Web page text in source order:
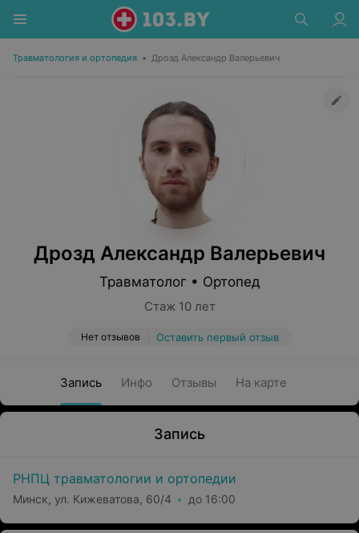
Травматология и ортопедия • Дрозд Александр Валерьевич
Дрозд Александр Валерьевич
Травматолог • Ортопед
Стаж 10 лет
Нет отзывов Оставить первый отзыв
Запись Инфо Отзывы На карте
Запись
РНПЦ травматологии и ортопедии
Минск, ул. Кижеватова, 60/4 до 16:00